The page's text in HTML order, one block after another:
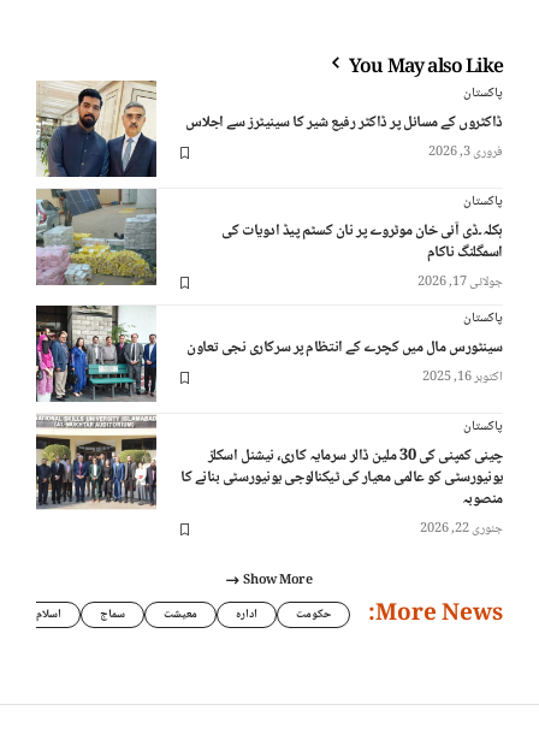
You May also Like
پاکستان
ڈاکٹروں کے مسائل پر ڈاکٹر رفیع شیر کا سینیٹرز سے اجلاس
فروری 3, 2026
پاکستان
ہکلہ۔ڈی آئی خان موٹروے پر نان کسٹم پیڈ ادویات کی
اسمگلنگ ناکام
جولائی 17, 2026
پاکستان
سینٹورس مال میں کچرے کے انتظام پر سرکاری نجی تعاون
اکتوبر 16, 2025
پاکستان
چینی کمپنی کی 30 ملین ڈالر سرمایہ کاری، نیشنل اسکلز
یونیورسٹی کو عالمی معیار کی ٹیکنالوجی یونیورسٹی بنانے کا
منصوبہ
جنوری 22, 2026
Show More
More News: حکومت ادارہ معیشت سماج اسلام